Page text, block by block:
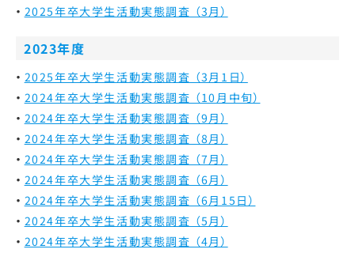
2025年卒大学生活動実態調査 （3月）
2023年度
2025年卒大学生活動実態調査 （3月1日）
2024年卒大学生活動実態調査 （10月中旬）
2024年卒大学生活動実態調査 （9月）
2024年卒大学生活動実態調査 （8月）
2024年卒大学生活動実態調査 （7月）
2024年卒大学生活動実態調査 （6月）
2024年卒大学生活動実態調査 （6月15日）
2024年卒大学生活動実態調査 （5月）
2024年卒大学生活動実態調査 （4月）